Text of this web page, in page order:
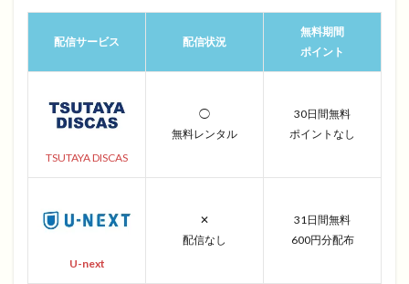
配信サービス 配信状況
無料期間
ポイント
TSUTAYA DISCAS
◯
無料レンタル
30日間無料
ポイントなし
U-next
✕
配信なし
31日間無料
600円分配布